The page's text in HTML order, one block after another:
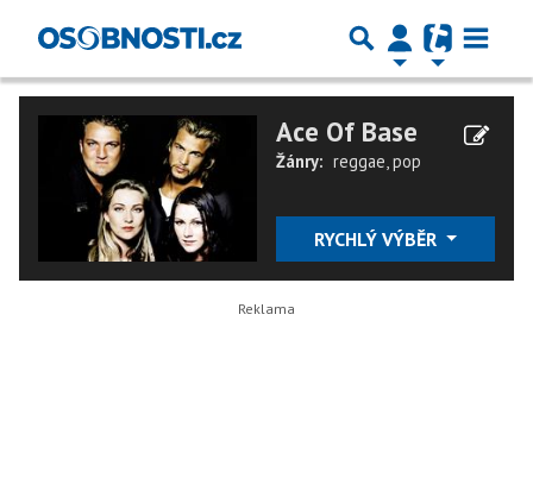
Ace Of Base
Žánry: reggae,pop
RYCHLÝ VÝBĚR